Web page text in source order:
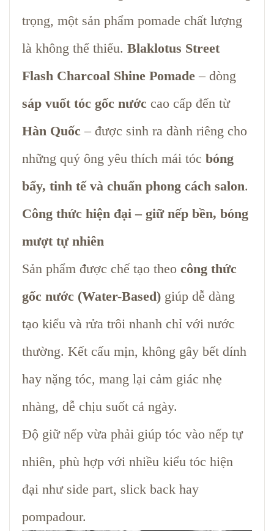
trọng, một sản phẩm pomade chất lượng
là không thể thiếu. Blaklotus Street
Flash Charcoal Shine Pomade – dòng
sáp vuốt tóc gốc nước cao cấp đến từ
Hàn Quốc – được sinh ra dành riêng cho
những quý ông yêu thích mái tóc bóng
bẩy, tinh tế và chuẩn phong cách salon.
Công thức hiện đại – giữ nếp bền, bóng
mượt tự nhiên
Sản phẩm được chế tạo theo công thức
gốc nước (Water-Based) giúp dễ dàng
tạo kiểu và rửa trôi nhanh chỉ với nước
thường. Kết cấu mịn, không gây bết dính
hay nặng tóc, mang lại cảm giác nhẹ
nhàng, dễ chịu suốt cả ngày.
Độ giữ nếp vừa phải giúp tóc vào nếp tự
nhiên, phù hợp với nhiều kiểu tóc hiện
đại như side part, slick back hay
pompadour.